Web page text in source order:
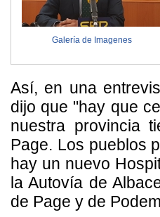
Galería de Imagenes
Así, en una
dijo que "hay que
nuestra provincia
Page. Los pueblos
hay un nuevo
la Autovía de
de Page y de